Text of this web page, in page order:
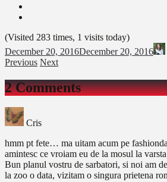
(Visited 283 times, 1 visits today)
December 20, 2016December 20, 2016
Previous Next
2 Comments
Cris
hmm pt fete… ma uitam acum pe
amintesc ce vroiam eu de la mosul la
Bun planul vostru de sarbatori, si noi am
la zoo o data, vizitam o singura prietena